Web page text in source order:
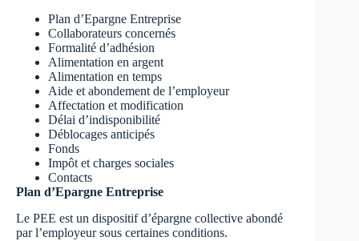
Plan d’Epargne Entreprise
Collaborateurs concernés
Formalité d’adhésion
Alimentation en argent
Alimentation en temps
Aide et abondement de l’employeur
Affectation et modification
Délai d’indisponibilité
Déblocages anticipés
Fonds
Impôt et charges sociales
Contacts
Plan d’Epargne Entreprise
Le PEE est un dispositif d’épargne collective abondé
par l’employeur sous certaines conditions.